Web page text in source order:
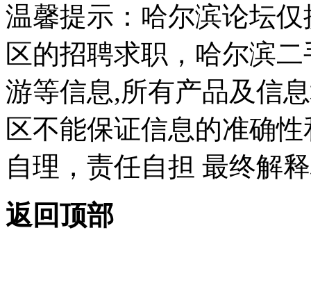
温馨提示：哈尔滨论坛
区的招聘求职，哈尔滨
游等信息,所有产品及信
区不能保证信息的准确
自理，责任自担 最终解
返回顶部